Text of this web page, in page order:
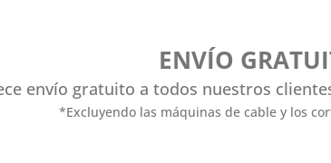
ENVÍO
envío gratuito a todos nuestros
*Excluyendo las máquinas de cable y los